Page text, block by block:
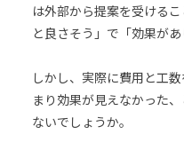
は外部から提案を受ける
と良さそう」で「効果があ
しかし、実際に費用と工
まり効果が見えなかった
ないでしょうか。